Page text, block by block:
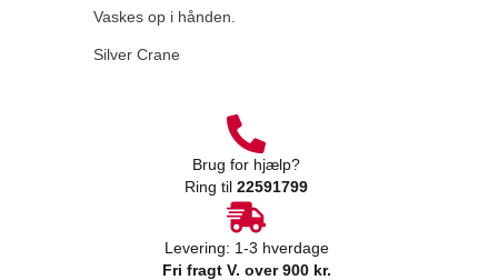
Brug for hjælp?
Ring til 22591799
Levering: 1-3 hverdage
Fri fragt V. over 900 kr.
Vaskes op i hånden.
Silver Crane